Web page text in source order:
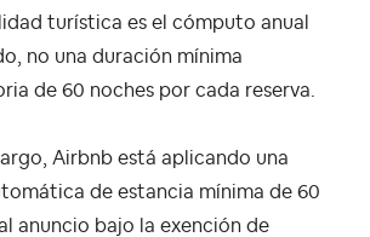
turística es el cómputo anual
no una duración mínima
de 60 noches por cada reserva.
Airbnb está aplicando una
de estancia mínima de 60
anuncio bajo la exención de